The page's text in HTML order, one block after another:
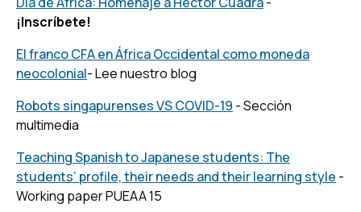
¡Inscríbete!
El franco CFA en África Occidental como moneda
neocolonial- Lee nuestro blog
Robots singapurenses VS COVID-19 - Sección
multimedia
Teaching Spanish to Japanese students: The
students’ profile, their needs and their learning style -
Working paper PUEAA 15